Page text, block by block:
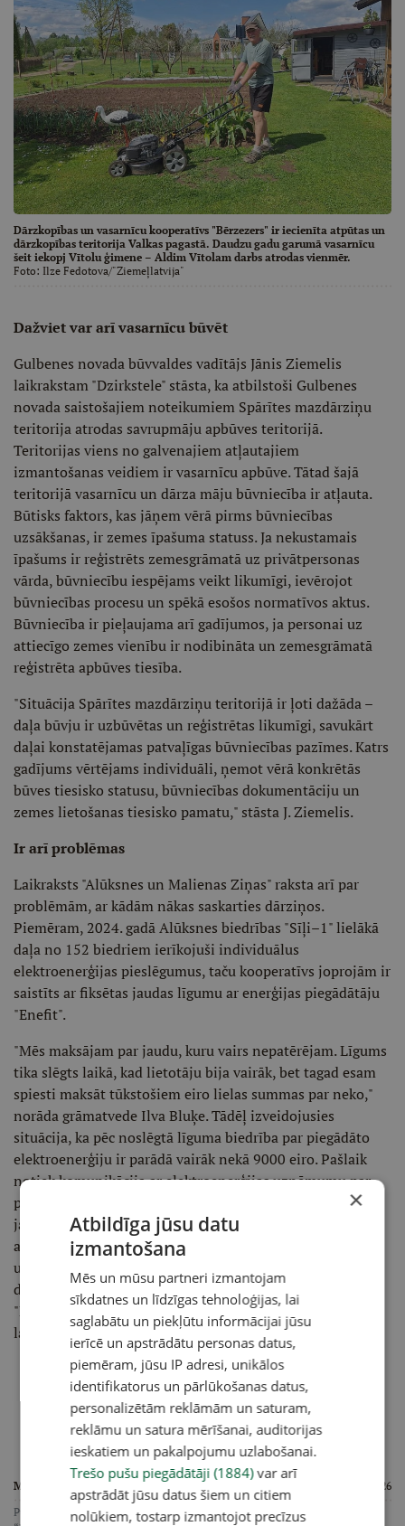
Dārzkopības un vasarnīcu kooperatīvs "Bērzezers" ir iecienīta atpūtas un
dārzkopības teritorija Valkas pagastā. Daudzu gadu garumā vasarnīcu
šeit iekopj Vītolu ģimene – Aldim Vītolam darbs atrodas vienmēr.
Foto: Ilze Fedotova/"Ziemeļlatvija"
Dažviet var arī vasarnīcu būvēt
Gulbenes novada būvvaldes vadītājs Jānis Ziemelis
laikrakstam "Dzirkstele" stāsta, ka atbilstoši Gulbenes
novada saistošajiem noteikumiem Spārītes mazdārziņu
teritorija atrodas savrupmāju apbūves teritorijā.
Teritorijas viens no galvenajiem atļautajiem
izmantošanas veidiem ir vasarnīcu apbūve. Tātad šajā
teritorijā vasarnīcu un dārza māju būvniecība ir atļauta.
Būtisks faktors, kas jāņem vērā pirms būvniecības
uzsākšanas, ir zemes īpašuma statuss. Ja nekustamais
īpašums ir reģistrēts zemesgrāmatā uz privātpersonas
vārda, būvniecību iespējams veikt likumīgi, ievērojot
būvniecības procesu un spēkā esošos normatīvos aktus.
Būvniecība ir pieļaujama arī gadījumos, ja personai uz
attiecīgo zemes vienību ir nodibināta un zemesgrāmatā
reģistrēta apbūves tiesība.
"Situācija Spārītes mazdārziņu teritorijā ir ļoti dažāda –
daļa būvju ir uzbūvētas un reģistrētas likumīgi, savukārt
daļai konstatējamas patvaļīgas būvniecības pazīmes. Katrs
gadījums vērtējams individuāli, ņemot vērā konkrētās
būves tiesisko statusu, būvniecības dokumentāciju un
zemes lietošanas tiesisko pamatu," stāsta J. Ziemelis.
Ir arī problēmas
Laikraksts "Alūksnes un Malienas Ziņas" raksta arī par
problēmām, ar kādām nākas saskarties dārziņos.
Piemēram, 2024. gadā Alūksnes biedrības "Sīļi–1" lielākā
daļa no 152 biedriem ierīkojuši individuālus
elektroenerģijas pieslēgumus, taču kooperatīvs joprojām ir
saistīts ar fiksētas jaudas līgumu ar enerģijas piegādātāju
"Enefit".
"Mēs maksājam par jaudu, kuru vairs nepatērējam. Līgums
tika slēgts laikā, kad lietotāju bija vairāk, bet tagad esam
spiesti maksāt tūkstošiem eiro lielas summas par neko,"
norāda grāmatvede Ilva Bluķe. Tādēļ izveidojusies
situācija, ka pēc noslēgtā līguma biedrība par piegādāto
elektroenerģiju ir parādā vairāk nekā 9000 eiro. Pašlaik
notiek komunikācija ar elektroenerģijas uzņēmumu par
problēmas risināšanu vai vēršanos tiesā. Tikpat sāpīgs
jautājums ir turpmākā ūdens apgāde. Valde informēja, ka
aizvadītajā gadā ūdenssūkņa avāriju novēršana un
uzturēšana izmaksājusi 1847 eiro. Par laimi, kāda
domubiedru grupa uzņēmusies dibināt jaunu biedrību
"Putnu dārzi", lai nodrošinātu ezera ūdeni dārzu
laistīšanai.
MAF 2026
#sif_maf2026
Publikācija tapusi projektā “Sarežģītā Latvija: no valsts līdz novadam”, kurā
×
Atbildīga jūsu datu
izmantošana
Mēs un mūsu partneri izmantojam
sīkdatnes un līdzīgas tehnoloģijas, lai
saglabātu un piekļūtu informācijai jūsu
ierīcē un apstrādātu personas datus,
piemēram, jūsu IP adresi, unikālos
identifikatorus un pārlūkošanas datus,
personalizētām reklāmām un saturam,
reklāmu un satura mērīšanai, auditorijas
ieskatiem un pakalpojumu uzlabošanai.
Trešo pušu piegādātāji (1884)var arī
apstrādāt jūsu datus šiem un citiem
nolūkiem, tostarp izmantojot precīzus